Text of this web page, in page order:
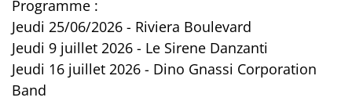
Programme :
Jeudi 25/06/2026 - Riviera Boulevard
Jeudi 9 juillet 2026 - Le Sirene Danzanti
Jeudi 16 juillet 2026 - Dino Gnassi Corporation
Band